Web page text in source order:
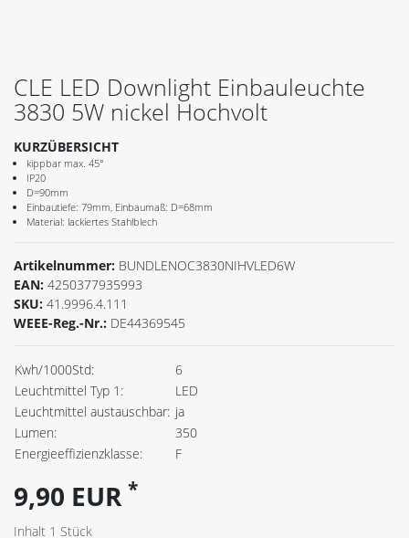
CLE LED Downlight Einbauleuchte
3830 5W nickel Hochvolt
KURZÜBERSICHT
kippbar max. 45°
IP20
D=90mm
Einbautiefe: 79mm, Einbaumaß: D=68mm
Material: lackiertes Stahlblech
Artikelnummer: BUNDLENOC3830NIHVLED6W
EAN: 4250377935993
SKU: 41.9996.4.111
WEEE-Reg.-Nr.: DE44369545
Kwh/1000Std:
6
Leuchtmittel Typ 1:
LED
Leuchtmittel austauschbar: ja
Lumen:
350
Energieeffizienzklasse:
F
9,90 EUR *
Inhalt 1 Stück